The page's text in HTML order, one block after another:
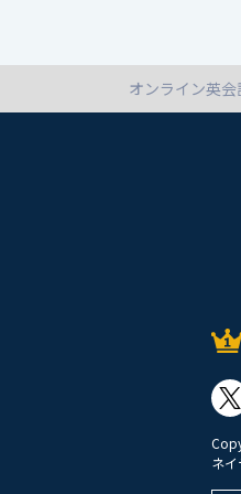
オンライン英
ネ